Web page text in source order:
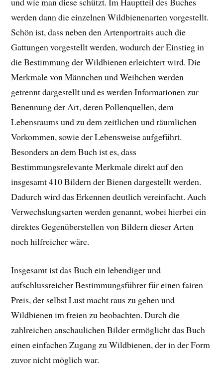
werden dann die einzelnen Wildbienenarten vorgestellt.
Schön ist, dass neben den Artenportraits auch die
Gattungen vorgestellt werden, wodurch der Einstieg in
die Bestimmung der Wildbienen erleichtert wird. Die
Merkmale von Männchen und Weibchen werden
getrennt dargestellt und es werden Informationen zur
Benennung der Art, deren Pollenquellen, dem
Lebensraums und zu dem zeitlichen und räumlichen
Vorkommen, sowie der Lebensweise aufgeführt.
Besonders an dem Buch ist es, dass
Bestimmungsrelevante Merkmale direkt auf den
insgesamt 410 Bildern der Bienen dargestellt werden.
Dadurch wird das Erkennen deutlich vereinfacht. Auch
Verwechslungsarten werden genannt, wobei hierbei ein
direktes Gegenüberstellen von Bildern dieser Arten
noch hilfreicher wäre.
Insgesamt ist das Buch ein lebendiger und
aufschlussreicher Bestimmungsführer für einen fairen
Preis, der selbst Lust macht raus zu gehen und
Wildbienen im freien zu beobachten. Durch die
zahlreichen anschaulichen Bilder ermöglicht das Buch
einen einfachen Zugang zu Wildbienen, der in der Form
zuvor nicht möglich war.